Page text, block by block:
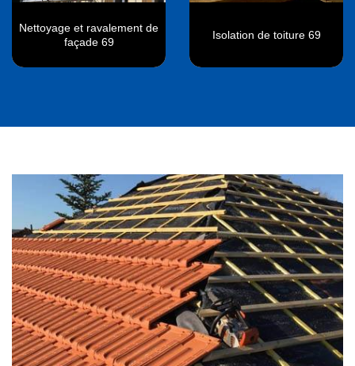
Nettoyage et ravalement de
façade 69
Isolation de toiture 69